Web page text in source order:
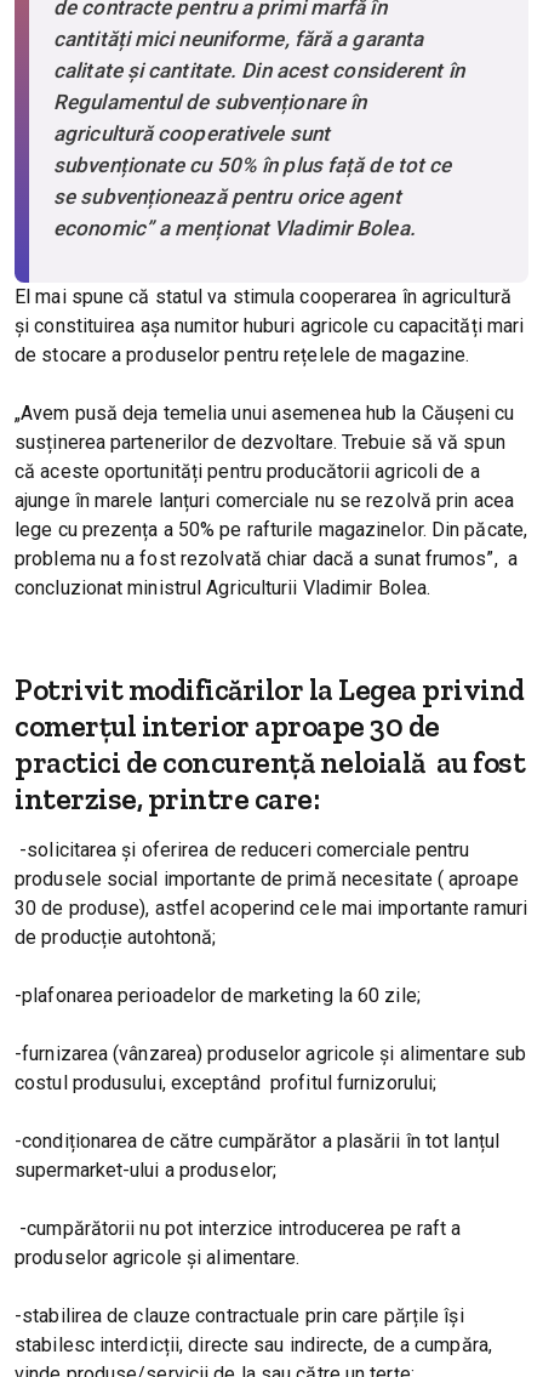
de contracte pentru a primi marfă în
cantități mici neuniforme, fără a garanta
calitate și cantitate. Din acest considerent în
Regulamentul de subvenționare în
agricultură cooperativele sunt
subvenționate cu 50% în plus față de tot ce
se subvenționează pentru orice agent
economic” a menționat Vladimir Bolea.
El mai spune că statul va stimula cooperarea în agricultură
și constituirea așa numitor huburi agricole cu capacități mari
de stocare a produselor pentru rețelele de magazine.
„Avem pusă deja temelia unui asemenea hub la Căușeni cu
susținerea partenerilor de dezvoltare. Trebuie să vă spun
că aceste oportunități pentru producătorii agricoli de a
ajunge în marele lanțuri comerciale nu se rezolvă prin acea
lege cu prezența a 50% pe rafturile magazinelor. Din păcate,
problema nu a fost rezolvată chiar dacă a sunat frumos”, a
concluzionat ministrul Agriculturii Vladimir Bolea.
Potrivit modificărilor la Legea privind
comerțul interior aproape 30 de
practici de concurență neloială au fost
interzise, printre care:
-solicitarea și oferirea de reduceri comerciale pentru
produsele social importante de primă necesitate ( aproape
30 de produse), astfel acoperind cele mai importante ramuri
de producție autohtonă;
-plafonarea perioadelor de marketing la 60 zile;
-furnizarea (vânzarea) produselor agricole și alimentare sub
costul produsului, exceptând profitul furnizorului;
-condiționarea de către cumpărător a plasării în tot lanțul
supermarket-ului a produselor;
-cumpărătorii nu pot interzice introducerea pe raft a
produselor agricole și alimentare.
-stabilirea de clauze contractuale prin care părțile își
stabilesc interdicții, directe sau indirecte, de a cumpăra,